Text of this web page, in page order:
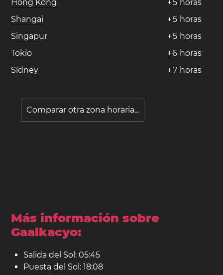
Hong Kong
+5 horas
Shangai
+5 horas
Singapur
+5 horas
Tokio
+6 horas
Sídney
+7 horas
Comparar otra zona horaria...
Más información sobre
Gaalkacyo:
Salida del Sol: 05:45
Puesta del Sol: 18:08